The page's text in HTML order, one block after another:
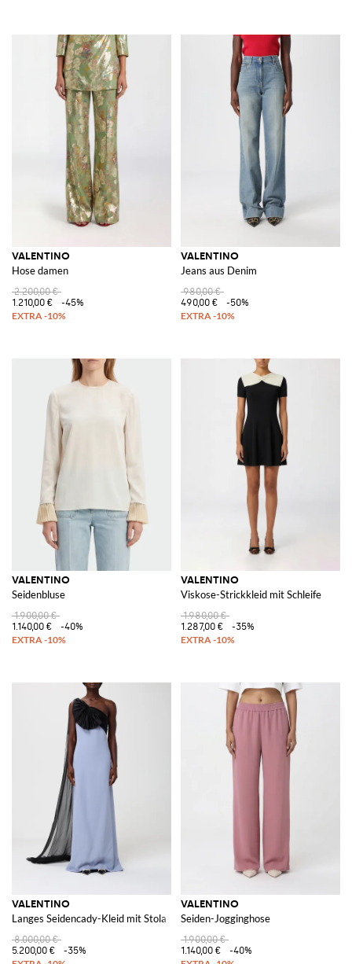
VALENTINO
Hose damen
2.200,00 €
1.210,00 €
-45%
VALENTINO
Jeans aus Denim
980,00 €
490,00 €
-50%
VALENTINO
Seidenbluse
1.900,00 €
1.140,00 €
-40%
VALENTINO
Viskose-Strickkleid mit Schleife
1.980,00 €
1.287,00 €
-35%
VALENTINO
Langes Seidencady-Kleid mit Stola
8.000,00 €
5.200,00 €
-35%
VALENTINO
Seiden-Jogginghose
1.900,00 €
1.140,00 €
-40%